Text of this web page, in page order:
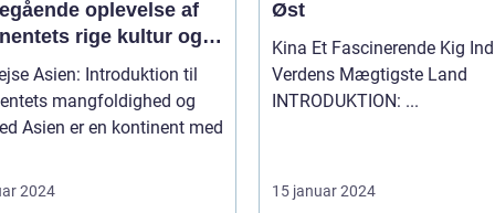
oplevelse af
rige kultur og
historie
Asien: Introduktion til
mangfoldighed og
med
2024
Øst
Kina Et Fascinerende Kig Ind i
Verdens Mægtigste Land
INTRODUKTION: ...
15 januar 2024